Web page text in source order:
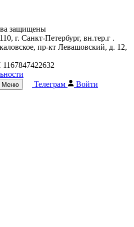
защищены
г. Санкт-Петербург, вн.тер.г .
пр-кт Левашовский, д. 12,
Меню Телеграм Войти